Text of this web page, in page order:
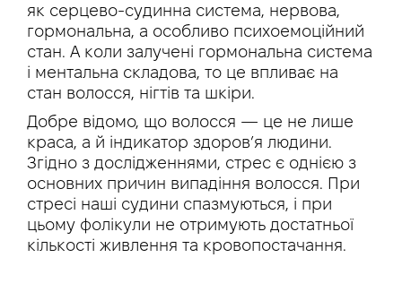
як серцево-судинна система, нервова,
гормональна, а особливо психоемоційний
стан. А коли залучені гормональна система
і ментальна складова, то це впливає на
стан волосся, нігтів та шкіри.
Добре відомо, що волосся — це не лише
краса, а й індикатор здоров’я людини.
Згідно з дослідженнями, стрес є однією з
основних причин випадіння волосся. При
стресі наші судини спазмуються, і при
цьому фолікули не отримують достатньої
кількості живлення та кровопостачання.